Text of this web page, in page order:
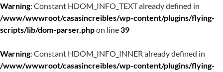
Warning: Constant HDOM_INFO_TEXT already defined in
/www/wwwroot/casasincreibles/wp-content/plugins/flying-
scripts/lib/dom-parser.phpon line39
Warning: Constant HDOM_INFO_INNER already defined in
/www/wwwroot/casasincreibles/wp-content/plugins/flying-